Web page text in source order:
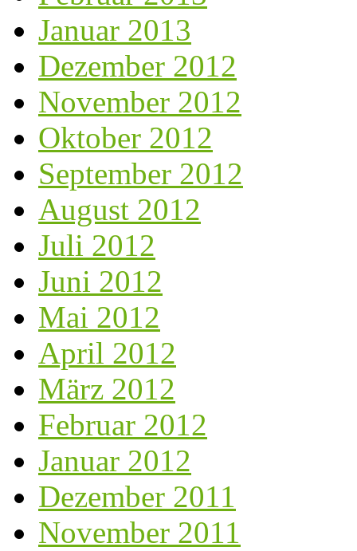
Januar 2013
Dezember 2012
November 2012
Oktober 2012
September 2012
August 2012
Juli 2012
Juni 2012
Mai 2012
April 2012
März 2012
Februar 2012
Januar 2012
Dezember 2011
November 2011